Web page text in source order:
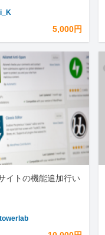
5,000円
イトの機能追加行い